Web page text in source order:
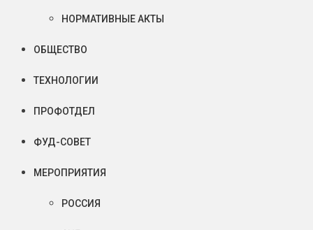
НОРМАТИВНЫЕ АКТЫ
ОБЩЕСТВО
ТЕХНОЛОГИИ
ПРОФОТДЕЛ
ФУД-СОВЕТ
МЕРОПРИЯТИЯ
РОССИЯ